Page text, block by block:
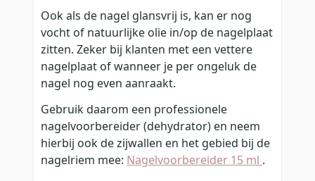
Ook als de nagel glansvrij is, kan er nog
vocht of natuurlijke olie in/op de nagelplaat
zitten. Zeker bij klanten met een vettere
nagelplaat of wanneer je per ongeluk de
nagel nog even aanraakt.
Gebruik daarom een professionele
nagelvoorbereider (dehydrator) en neem
hierbij ook de zijwallen en het gebied bij de
nagelriem mee: Nagelvoorbereider 15 ml .